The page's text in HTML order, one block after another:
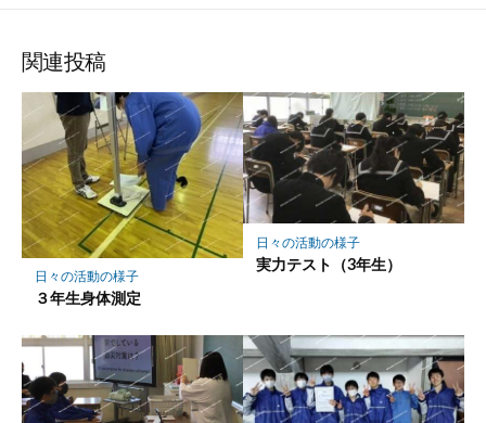
ア
ク
マ
ー
ク
に
保
存
関連投稿
日々の活動の様子
３年生身体測定
日々の活動の様子
実力テスト（3年生）